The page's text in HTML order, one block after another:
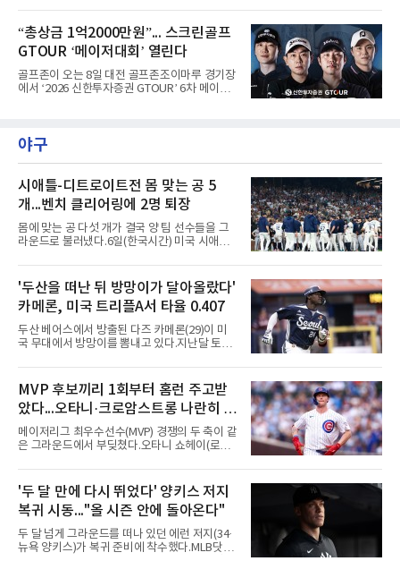
대하는 한편, 리사이클 기반의 ‘리울’ 충전재를
적용해 경량성과
드 합계 8언더파 136타를 적어내며 한국프로골
프 챔피언스투어 시즌 2승째를 신고했다.우승
상금은 2천400만원이다. 이번 우승으로 챔피언
스투어 통산 7승 고지를 밟았다.5언더파 139타
를 친 장익제와 최호성이 공동 2위를 나눠 가졌
고, 4언더파 140타의 손준호가 4위에 자리했다.
“총상금 1억2000만원”... 스크린골프
GTOUR ‘메이저대회’ 열린다
골프존이 오는 8일 대전 골프존조이마루 경기장
에서 ‘2026 신한투자증권 GTOUR’ 6차 메이저
점을 지급하고 3년간의 GTOUR 시드권을 부여
한다. KPGA 투어프로 중 1, 2라운드 합산 1위에
티 선산에서 열리는 KPGA ‘골프존 오픈’ 출전권
을 부여한다.대회는 골프존 투비전NX플러스 투
어 모드에서 하루 동안 2라운드 36홀 스트로크
플레이, 콕힐 골프클럽 - NO.4 코스에서 진행된
다. 시드권자와 예선통과자, 신인 및 초청 선수,
오프라인 예선전을 통해 선발
야구
시애틀-디트로이트전 몸 맞는 공 5
개...벤치 클리어링에 2명 퇴장
몸에 맞는 공 다섯 개가 결국 양 팀 선수들을 그
라운드로 불러냈다.6일(한국시간) 미국 시애틀
로이트 타이거스의 경기에서 벤치 클리어링이
벌어졌다. 난투극으로 번지지는 않았으나 좌완
게이브 스파이어와 댄 윌슨 시애틀 감독이 퇴장
당했다.발단은 선발이었다. 시애틀 브라이언 우
가 디트로이트 타자를 세 차례 맞혔다. 다만 팔꿈
치 보호대에 맞거나 변화구에 발이 스치는 수준
이어서 치명적이지는 않았다.분위기는 그다음에
리를 맞혔다. 토레스와 시애틀 포수 칼 롤리가 말
을 주고받자 AJ 힌치 디
'두산을 떠난 뒤 방망이가 달아올랐다'
카메론, 미국 트리플A서 타율 0.407
두산 베어스에서 방출된 다즈 카메론(29)이 미
국 무대에서 방망이를 뽐내고 있다.지난달 토론
론은 루키리그 2경기를 거쳐 트리플A 버펄로 바
이슨스로 승격한 뒤 연일 뜨거운 타격감을 보이
고 있다.수치가 압도적이다. 트리플A 15경기에
서 타율 0.407(54타수 22안타), 2홈런, 10타점,
8도루를 기록 중이며 OPS는 1.151에 이른다.
15경기 중 14경기에서 안타를 만들었고 최근 7
경기 연속 안타도 이어갔다.6일(한국시간) 노퍽
을 놓았고, 버펄로는 이 회에만 5점을 뽑아 7-6
역전승을 거뒀다.한국에서의 성적도
MVP 후보끼리 1회부터 홈런 주고받
았다...오타니·크로암스트롱 나란히 홈
런 맞불
메이저리그 최우수선수(MVP) 경쟁의 두 축이 같
은 그라운드에서 부딪쳤다.오타니 쇼헤이(로스
컵스)은 6일(한국시간) 미국 시카고 리글리필드
에서 나란히 홈런 두 방씩을 주고받았다.첫 회부
터 불이 붙었다. 1회초 선두타자 오타니가 컵스
선발 이마나가 쇼타를 상대로 우월 솔로 홈런을
뽑자, 1회말 크로암스트롱이 다저스 선발 에릭
라워를 상대로 중월 솔로 홈런으로 응수했다. 최
근 50년간 리글리필드에서 1회 양 팀 선두타자
'두 달 만에 다시 뛰었다' 양키스 저지
복귀 시동..."올 시즌 안에 돌아온다"
두 달 넘게 그라운드를 떠나 있던 에런 저지(34·
뉴욕 양키스)가 복귀 준비에 착수했다.MLB닷컴